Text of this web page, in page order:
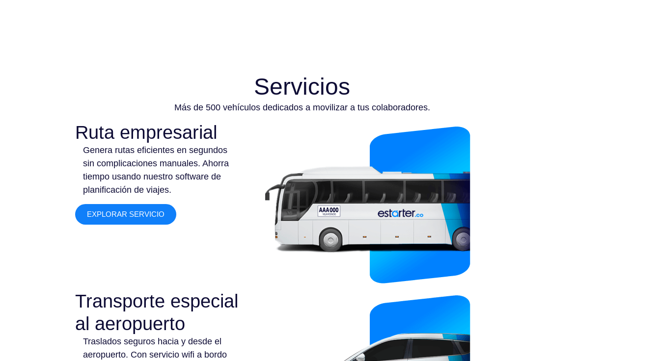
Servicios
Más de 500 vehículos dedicados a movilizar a tus colaboradores.
Ruta empresarial
Genera rutas eficientes en segundos
sin complicaciones manuales. Ahorra
tiempo usando nuestro software de
planificación de viajes.
EXPLORAR SERVICIO
Transporte especial
al aeropuerto
Traslados seguros hacia y desde el
aeropuerto. Con servicio wifi a bordo